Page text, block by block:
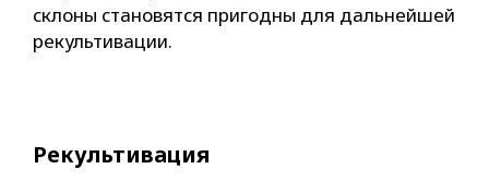
склоны становятся пригодны для дальнейшей
рекультивации.
Рекультивация